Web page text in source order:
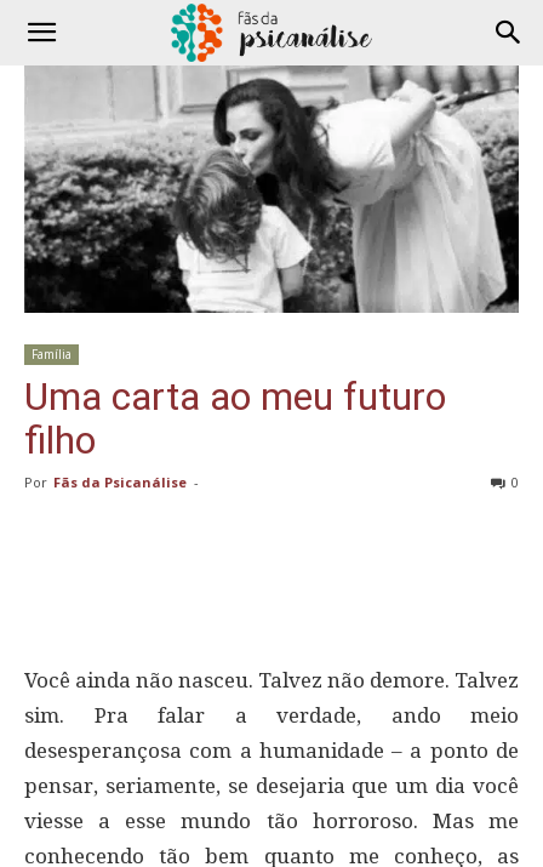
Família
Uma carta ao meu futuro
filho
Por Fãs da Psicanálise - 0
Você ainda não nasceu. Talvez não demore. Talvez
sim. Pra falar a verdade, ando meio
desesperançosa com a humanidade – a ponto de
pensar, seriamente, se desejaria que um dia você
viesse a esse mundo tão horroroso. Mas me
conhecendo tão bem quanto me conheço, as